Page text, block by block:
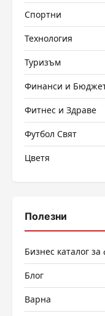
Спортни
Технология
Туризъм
Финанси и
Фитнес и Здраве
Футбол Свят
Цветя
Полезни
Бизнес каталог
Блог
Варна